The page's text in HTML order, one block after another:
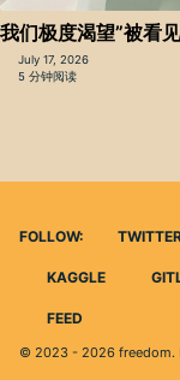
我们极度渴望”被看
July 17, 2026
5 分钟阅读
FOLLOW:
KAGGLE
FEED
© 2023 - 2026 freedom.